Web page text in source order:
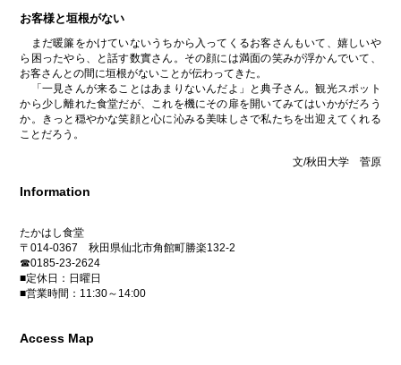
お客様と垣根がない
まだ暖簾をかけていないうちから入ってくるお客さんもいて、嬉しいや
ら困ったやら、と話す数實さん。その顔には満面の笑みが浮かんでいて、
お客さんとの間に垣根がないことが伝わってきた。
「一見さんが来ることはあまりないんだよ」と典子さん。観光スポット
から少し離れた食堂だが、これを機にその扉を開いてみてはいかがだろう
か。きっと穏やかな笑顔と心に沁みる美味しさで私たちを出迎えてくれる
ことだろう。
文/秋田大学 菅原
Information
たかはし食堂
〒014-0367 秋田県仙北市角館町勝楽132-2
☎0185-23-2624
■定休日：日曜日
■営業時間：11:30～14:00
Access Map